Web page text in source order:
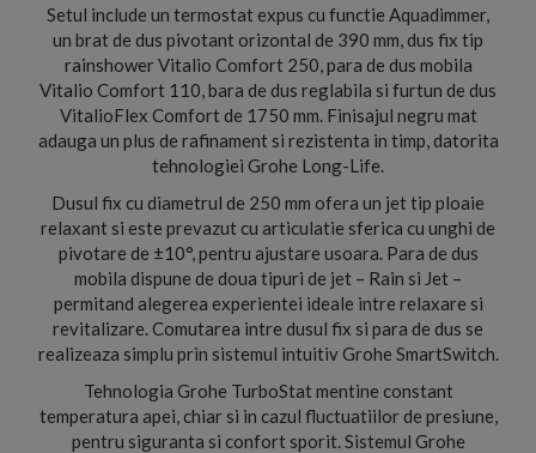
Setul include un termostat expus cu functie Aquadimmer,
un brat de dus pivotant orizontal de 390 mm, dus fix tip
rainshower Vitalio Comfort 250, para de dus mobila
Vitalio Comfort 110, bara de dus reglabila si furtun de dus
VitalioFlex Comfort de 1750 mm. Finisajul negru mat
adauga un plus de rafinament si rezistenta in timp, datorita
tehnologiei Grohe Long-Life.
Dusul fix cu diametrul de 250 mm ofera un jet tip ploaie
relaxant si este prevazut cu articulatie sferica cu unghi de
pivotare de ±10°, pentru ajustare usoara. Para de dus
mobila dispune de doua tipuri de jet – Rain si Jet –
permitand alegerea experientei ideale intre relaxare si
revitalizare. Comutarea intre dusul fix si para de dus se
realizeaza simplu prin sistemul intuitiv Grohe SmartSwitch.
Tehnologia Grohe TurboStat mentine constant
temperatura apei, chiar si in cazul fluctuatiilor de presiune,
pentru siguranta si confort sporit. Sistemul Grohe